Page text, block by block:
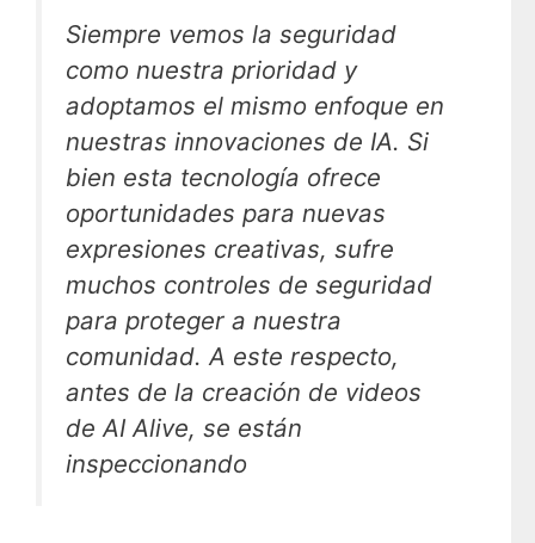
Siempre vemos la seguridad
como nuestra prioridad y
adoptamos el mismo enfoque en
nuestras innovaciones de IA. Si
bien esta tecnología ofrece
oportunidades para nuevas
expresiones creativas, sufre
muchos controles de seguridad
para proteger a nuestra
comunidad. A este respecto,
antes de la creación de videos
de AI Alive, se están
inspeccionando